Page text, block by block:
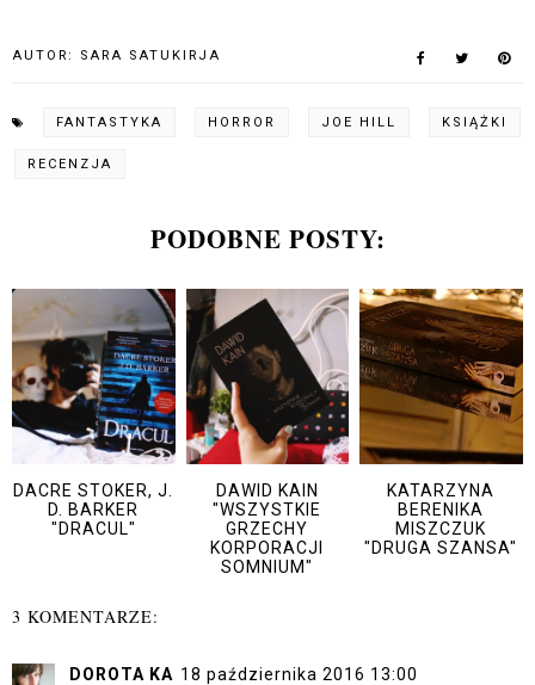
AUTOR: SARA SATUKIRJA
FANTASTYKA HORROR JOE HILL KSIĄŻKI
RECENZJA
PODOBNE POSTY:
DACRE STOKER, J.
D. BARKER
"DRACUL"
DAWID KAIN
"WSZYSTKIE
GRZECHY
KORPORACJI
SOMNIUM"
KATARZYNA
BERENIKA
MISZCZUK
"DRUGA SZANSA"
3 KOMENTARZE:
DOROTA KA 18 października 2016 13:00